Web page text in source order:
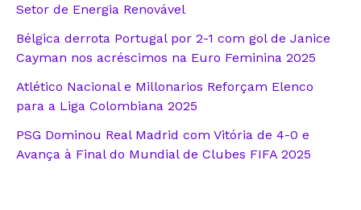
Setor de Energia Renovável
Bélgica derrota Portugal por 2-1 com gol de Janice
Cayman nos acréscimos na Euro Feminina 2025
Atlético Nacional e Millonarios Reforçam Elenco
para a Liga Colombiana 2025
PSG Dominou Real Madrid com Vitória de 4-0 e
Avança à Final do Mundial de Clubes FIFA 2025